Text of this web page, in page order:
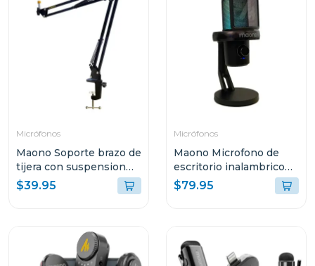
Micrófonos
Maono Soporte brazo de
tijera con suspension
para microfonos
$39.95
Micrófonos
Maono Microfono de
escritorio inalambrico
gamer dm40
$79.95